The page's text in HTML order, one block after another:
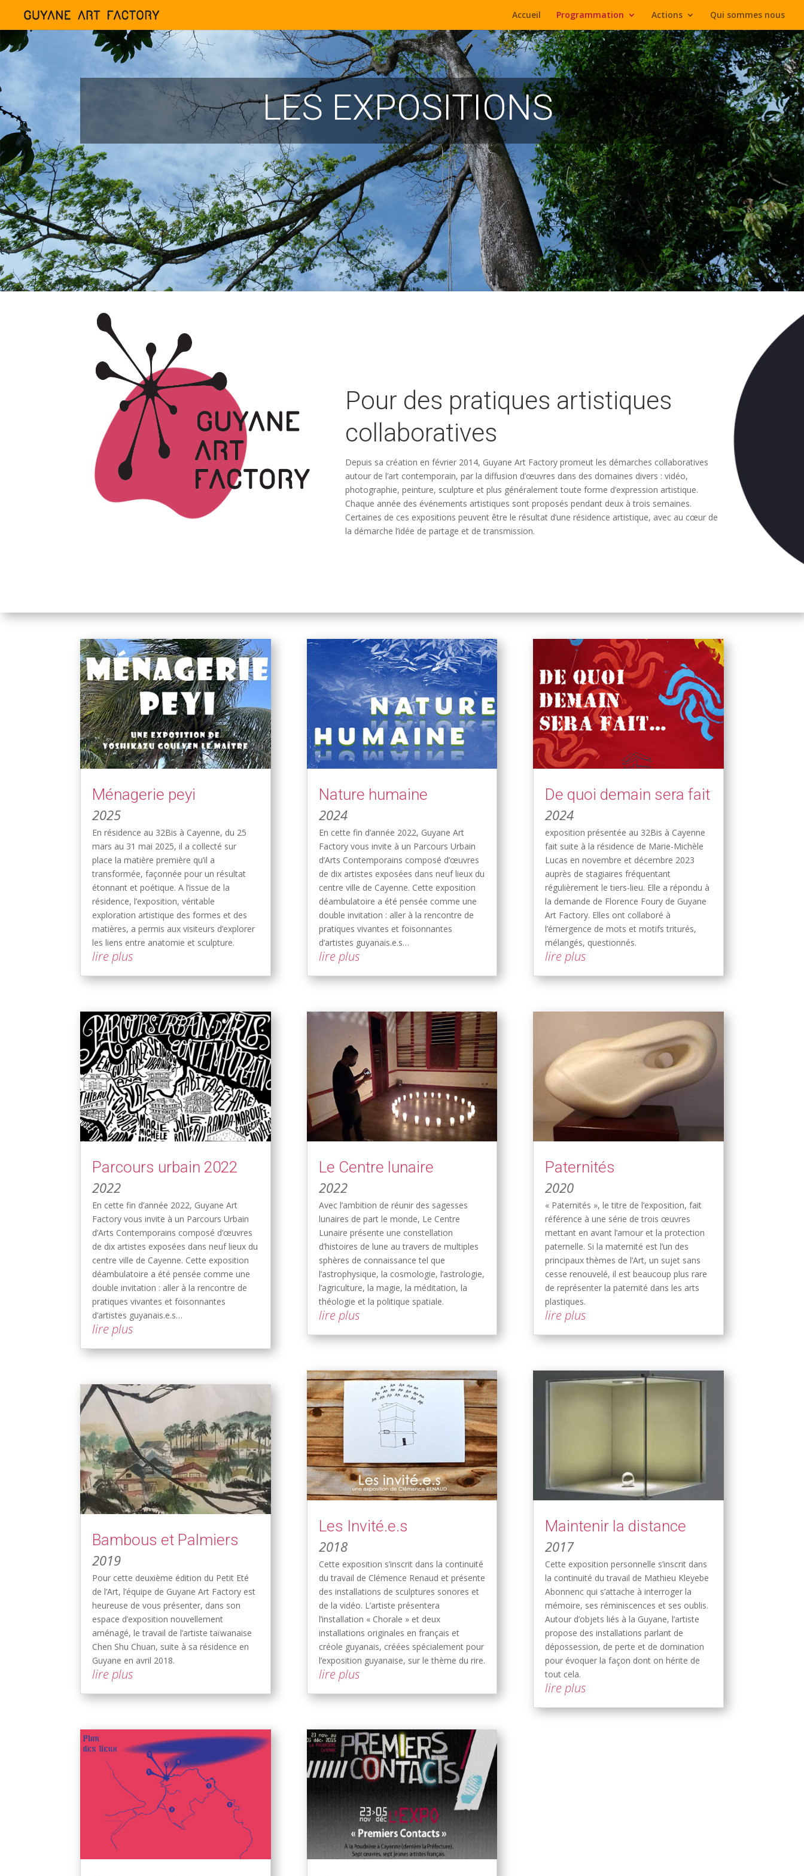
Accueil Programmation Actions Qui sommes nous
LES EXPOSITIONS
Pour des pratiques artistiques
collaboratives
Depuis sa création en février 2014, Guyane Art Factory promeut les démarches collaboratives
autour de l’art contemporain, par la diffusion d’œuvres dans des domaines divers : vidéo,
photographie, peinture, sculpture et plus généralement toute forme d’expression artistique.
Chaque année des événements artistiques sont proposés pendant deux à trois semaines.
Certaines de ces expositions peuvent être le résultat d’une résidence artistique, avec au cœur de
la démarche l’idée de partage et de transmission.
Ménagerie peyi
2025
En résidence au 32Bis à Cayenne, du 25
mars au 31 mai 2025, il a collecté sur
place la matière première qu’il a
transformée, façonnée pour un résultat
étonnant et poétique. A l’issue de la
résidence, l’exposition, véritable
exploration artistique des formes et des
matières, a permis aux visiteurs d’explorer
les liens entre anatomie et sculpture.
lire plus
Parcours urbain 2022
2022
En cette fin d’année 2022, Guyane Art
Factory vous invite à un Parcours Urbain
d’Arts Contemporains composé d’œuvres
de dix artistes exposées dans neuf lieux du
centre ville de Cayenne. Cette exposition
déambulatoire a été pensée comme une
double invitation : aller à la rencontre de
pratiques vivantes et foisonnantes
d’artistes guyanais.e.s…
lire plus
Bambous et Palmiers
2019
Pour cette deuxième édition du Petit Eté
de l’Art, l’équipe de Guyane Art Factory est
heureuse de vous présenter, dans son
espace d’exposition nouvellement
aménagé, le travail de l’artiste taïwanaise
Chen Shu Chuan, suite à sa résidence en
Guyane en avril 2018.
lire plus
Nature humaine
2024
En cette fin d’année 2022, Guyane Art
Factory vous invite à un Parcours Urbain
d’Arts Contemporains composé d’œuvres
de dix artistes exposées dans neuf lieux du
centre ville de Cayenne. Cette exposition
déambulatoire a été pensée comme une
double invitation : aller à la rencontre de
pratiques vivantes et foisonnantes
d’artistes guyanais.e.s…
lire plus
Le Centre lunaire
2022
Avec l’ambition de réunir des sagesses
lunaires de part le monde, Le Centre
Lunaire présente une constellation
d’histoires de lune au travers de multiples
sphères de connaissance tel que
l’astrophysique, la cosmologie, l’astrologie,
l’agriculture, la magie, la méditation, la
théologie et la politique spatiale.
lire plus
Les Invité.e.s
2018
Cette exposition s’inscrit dans la continuité
du travail de Clémence Renaud et présente
des installations de sculptures sonores et
de la vidéo. L’artiste présentera
l’installation « Chorale » et deux
installations originales en français et
créole guyanais, créées spécialement pour
l’exposition guyanaise, sur le thème du rire.
lire plus
De quoi demain sera fait
2024
exposition présentée au 32Bis à Cayenne
fait suite à la résidence de Marie-Michèle
Lucas en novembre et décembre 2023
auprès de stagiaires fréquentant
régulièrement le tiers-lieu. Elle a répondu à
la demande de Florence Foury de Guyane
Art Factory. Elles ont collaboré à
l’émergence de mots et motifs triturés,
mélangés, questionnés.
lire plus
Paternités
2020
« Paternités », le titre de l’exposition, fait
référence à une série de trois œuvres
mettant en avant l’amour et la protection
paternelle. Si la maternité est l’un des
principaux thèmes de l’Art, un sujet sans
cesse renouvelé, il est beaucoup plus rare
de représenter la paternité dans les arts
plastiques.
lire plus
Maintenir la distance
2017
Cette exposition personnelle s’inscrit dans
la continuité du travail de Mathieu Kleyebe
Abonnenc qui s’attache à interroger la
mémoire, ses réminiscences et ses oublis.
Autour d’objets liés à la Guyane, l’artiste
propose des installations parlant de
dépossession, de perte et de domination
pour évoquer la façon dont on hérite de
tout cela.
lire plus